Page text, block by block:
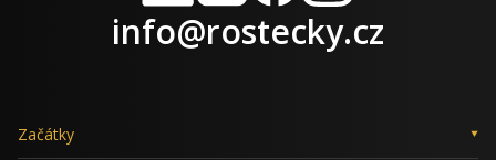
LinkedIn
X FacebookInstagram
info@rostecky.cz
Začátky